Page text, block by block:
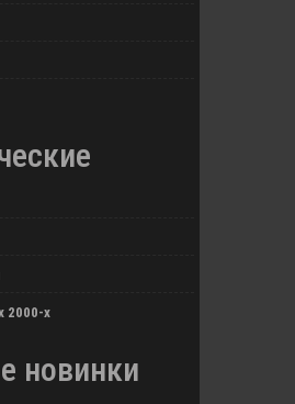
2000-х
новинки